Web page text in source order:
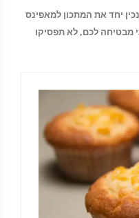
יחד את המתכון למאפינס
מבטיחה לכם, לא תפסיקו